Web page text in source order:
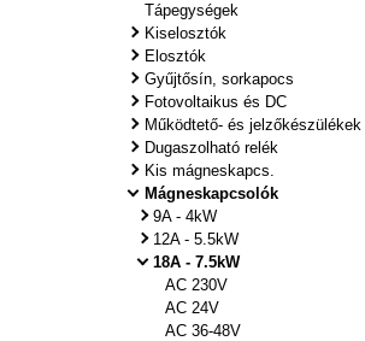
Tápegységek
Kiselosztók
Elosztók
Gyűjtősín, sorkapocs
Fotovoltaikus és DC
Működtető- és jelzőkészülékek
Dugaszolható relék
Kis mágneskapcs.
Mágneskapcsolók
9A - 4kW
12A - 5.5kW
18A - 7.5kW
AC 230V
AC 24V
AC 36-48V